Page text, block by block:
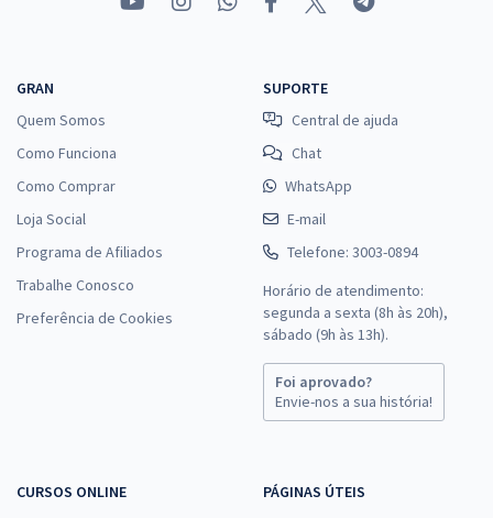
GRAN
Quem Somos
Como Funciona
Como Comprar
Loja Social
Programa de Afiliados
Trabalhe Conosco
Preferência de Cookies
SUPORTE
Central de ajuda
Chat
WhatsApp
E-mail
Telefone: 3003-0894
Horário de atendimento:
segunda a sexta (8h às 20h),
sábado (9h às 13h).
Foi aprovado?
Envie-nos a sua história!
CURSOS ONLINE
PÁGINAS ÚTEIS